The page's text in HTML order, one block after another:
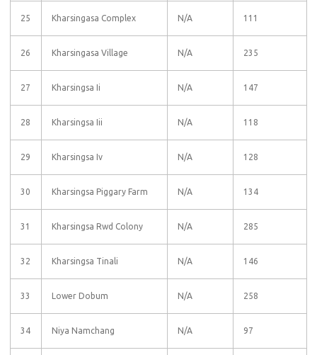
25 Kharsingasa Complex N/A 111
26 Kharsingasa Village N/A 235
27 Kharsingsa Ii N/A 147
28 Kharsingsa Iii N/A 118
29 Kharsingsa Iv N/A 128
30 Kharsingsa Piggary Farm N/A 134
31 Kharsingsa Rwd Colony N/A 285
32 Kharsingsa Tinali N/A 146
33 Lower Dobum N/A 258
34 Niya Namchang N/A 97